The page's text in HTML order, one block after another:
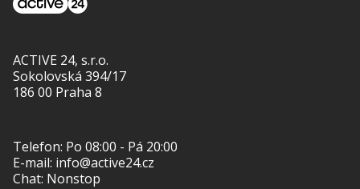
ACTIVE 24, s.r.o.
Sokolovská 394/17
186 00 Praha 8
Telefon: Po 08:00 - Pá 20:00
E-mail: info@active24.cz
Chat: Nonstop